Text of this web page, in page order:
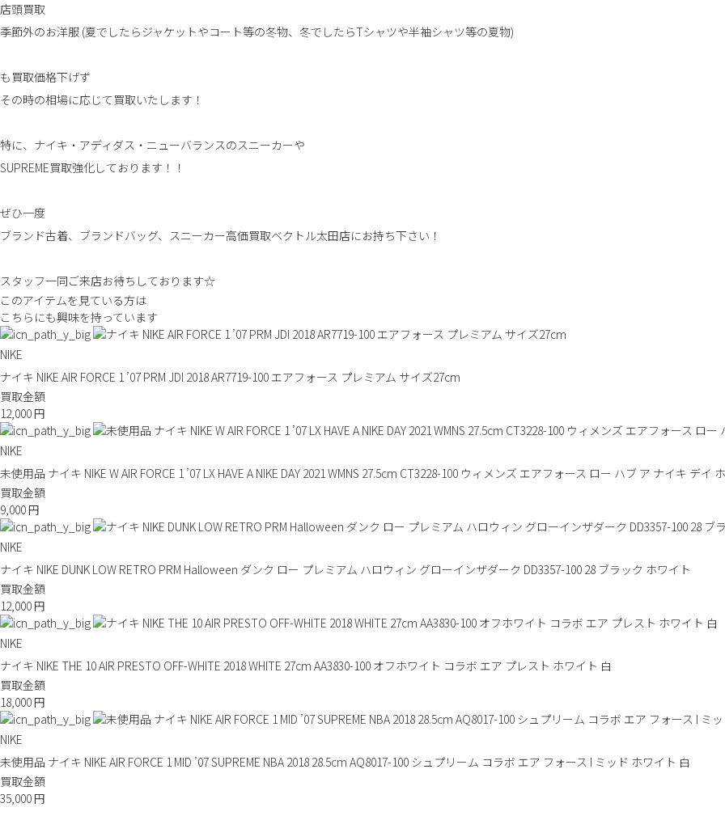
店頭買取
季節外のお洋服 (夏でしたらジャケットやコート等の冬物、冬でしたらTシャツや半袖シャツ等の夏物)
も買取価格下げず
その時の相場に応じて買取いたします！
特に、ナイキ・アディダス・ニューバランスのスニーカーや
SUPREME買取強化しております！！
ぜひ一度
ブランド古着、ブランドバッグ、スニーカー高価買取ベクトル太田店にお持ち下さい！
スタッフ一同ご来店お待ちしております☆
このアイテムを見ている方は
こちらにも興味を持っています
NIKE
ナイキ NIKE AIR FORCE 1 ’07 PRM JDI 2018 AR7719-100 エアフォース プレミアム サイズ27cm
買取金額
12,000円
NIKE
未使用品 ナイキ NIKE W AIR FORCE 1 ’07 LX HAVE A NIKE DAY 2021 WMNS 27.5cm CT3228-100 ウィメンズ エアフォース ロー ハブ ア ナイキ デイ
買取金額
9,000円
NIKE
ナイキ NIKE DUNK LOW RETRO PRM Halloween ダンク ロー プレミアム ハロウィン グローインザダーク DD3357-100 28 ブラック ホワイト
買取金額
12,000円
NIKE
ナイキ NIKE THE 10 AIR PRESTO OFF-WHITE 2018 WHITE 27cm AA3830-100 オフホワイト コラボ エア プレスト ホワイト 白
買取金額
18,000円
NIKE
未使用品 ナイキ NIKE AIR FORCE 1 MID ’07 SUPREME NBA 2018 28.5cm AQ8017-100 シュプリーム コラボ エア フォース I ミッド ホワイト 白
買取金額
35,000円